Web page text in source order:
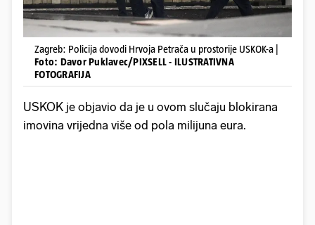
Zagreb: Policija dovodi Hrvoja Petrača u prostorije USKOK-a |
Foto: Davor Puklavec/PIXSELL - ILUSTRATIVNA
FOTOGRAFIJA
USKOK je objavio da je u ovom slučaju blokirana
imovina vrijedna više od pola milijuna eura.